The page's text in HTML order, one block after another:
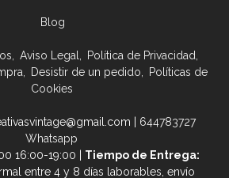
Blog
Aviso Legal
Política de Privacidad
Desistir de un pedido
Políticas de
Cookies
| 644783727
Whatsapp
16:00-19:00 | Tiempo de Entrega:
entre 4 y 8 días laborables, envío